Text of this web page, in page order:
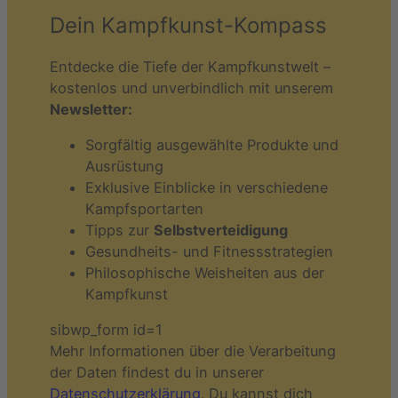
Dein Kampfkunst-Kompass
Entdecke die Tiefe der Kampfkunstwelt –
kostenlos und unverbindlich mit unserem
Newsletter:
Sorgfältig ausgewählte Produkte und
Ausrüstung
Exklusive Einblicke in verschiedene
Kampfsportarten
Tipps zur Selbstverteidigung
Gesundheits- und Fitnessstrategien
Philosophische Weisheiten aus der
Kampfkunst
sibwp_form id=1
Mehr Informationen über die Verarbeitung
der Daten findest du in unserer
Datenschutzerklärung. Du kannst dich